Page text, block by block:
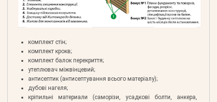
комплект стін;
комплект крокв;
комплект балок перекриття;
утеплювач міжвінцевий;
антисептик (антисептування всього матеріалу);
дубові нагеля;
кріпильні материали (саморізи, усадкові болти, анкера,